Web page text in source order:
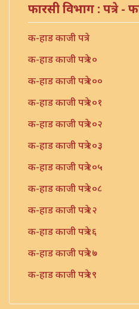
फारसी विभाग : पत्रे -
क-हाड काजी पत्रे
क-हाड काजी पत्रे १०
क-हाड काजी पत्रे १००
क-हाड काजी पत्रे १०१
क-हाड काजी पत्रे १०२
क-हाड काजी पत्रे १०३
क-हाड काजी पत्रे १०५
क-हाड काजी पत्रे १०८
क-हाड काजी पत्रे १२
क-हाड काजी पत्रे १६
क-हाड काजी पत्रे १७
क-हाड काजी पत्रे १९